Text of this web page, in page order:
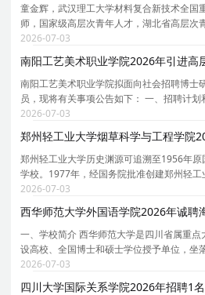
童金辉，武汉理工大学材料复合新技术全国
师，国家级高层次青年人才，湖北省高层次
钙钛矿光电材料与器件研究，坚持基础研究
景验证的闭环研发模式，在钙钛矿太阳能电
2026-07-03
南阳工艺美术职业学院2026年引进高
南阳工艺美术职业学院拟面向社会招聘博士
员，现将有关事项公告如下： 一、招聘计
学科专业 专业代码 岗位名称 招聘数量 1 工
音乐 1352 教学科研岗 1 3 设计 1357 教学
2026-07-03
郑州轻工业大学历史渊源可追溯至1956年
学校。1977年，经国务院批准创建郑州轻
部。1998年转隶河南省人民政府。学校是河
局共建高校、河南省特色骨干大学建设高校
2026-07-03
西华师范大学外国语学院2026年诚聘
一、学校简介 西华师范大学是四川省属重
设高校、全国博士和硕士学位授予单位，坐
门类齐全。学校现有 2 个博士学位授权一级
学科， 18 个硕士专业学位授权类别。 78 个
2026-07-03
四川大学国际关系学院2026年招聘1